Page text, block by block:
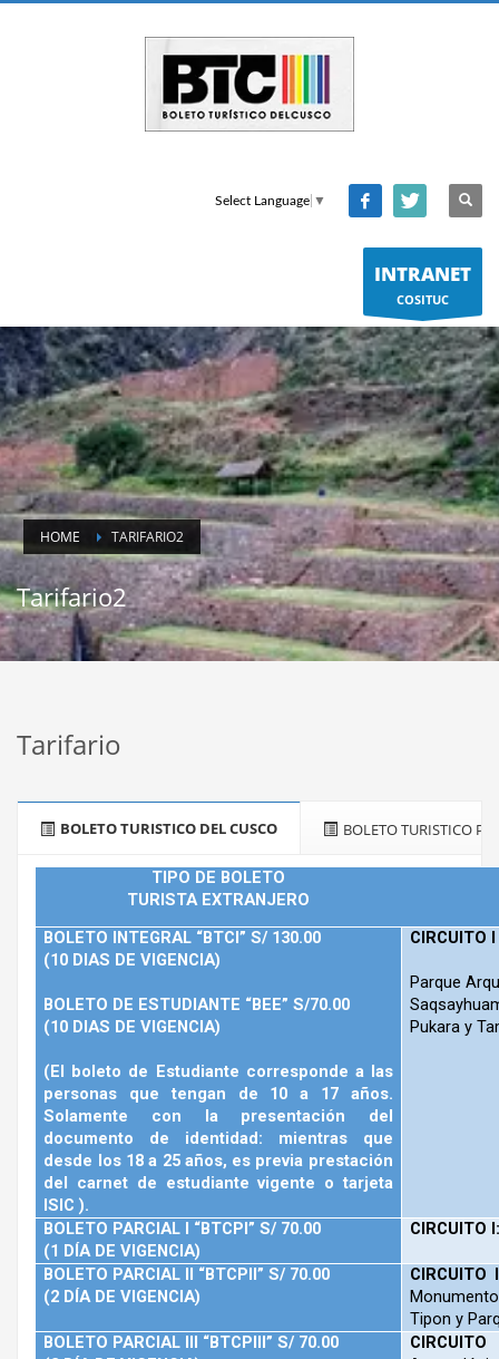
Select Language ▼
INTRANET
COSITUC
HOME TARIFARIO2
Tarifario2
Tarifario
BOLETO TURISTICO DEL CUSCO BOLETO TURISTICO
TIPO DE BOLETO
TURISTA EXTRANJERO
BOLETO INTEGRAL “BTCI” S/ 130.00
(10 DIAS DE VIGENCIA)
BOLETO DE ESTUDIANTE “BEE” S/70.00
(10 DIAS DE VIGENCIA)
(El boleto de Estudiante corresponde a las
personas que tengan de 10 a 17 años.
Solamente con la presentación del
documento de identidad: mientras que
desde los 18 a 25 años, es previa prestación
del carnet de estudiante vigente o tarjeta
ISIC ).
CIRCUITO
Parque
Pukara y
BOLETO PARCIAL I “BTCPI” S/ 70.00
(1 DÍA DE VIGENCIA)
CIRCUITO
BOLETO PARCIAL II “BTCPII” S/ 70.00
(2 DÍA DE VIGENCIA)
CIRCUITO
Tipon y
BOLETO PARCIAL III “BTCPIII” S/ 70.00
CIRCUITO